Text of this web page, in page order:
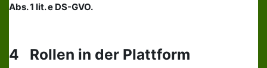
Abs. 1 lit. e DS-GVO.
4 Rollen in der Plattform